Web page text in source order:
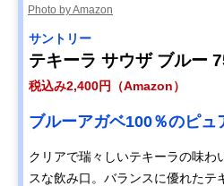
Photo by Amazon
サントリー
テキーラ サウザ ブルー
税込み2,400円（Amazon）
ブルーアガベ100％のピュ
クリアで瑞々しいテキーラの味わ
スな飲み口。バランスに優れたテ